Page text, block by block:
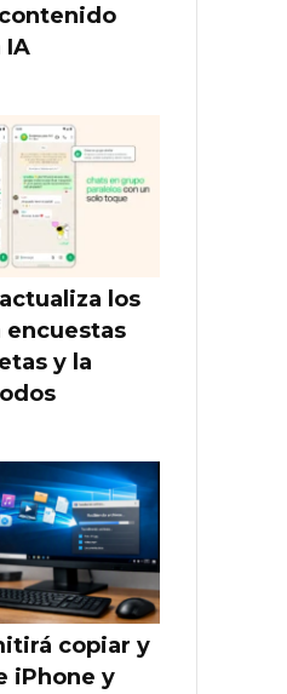
IA
los
encuestas
y la
copiar y
iPhone y